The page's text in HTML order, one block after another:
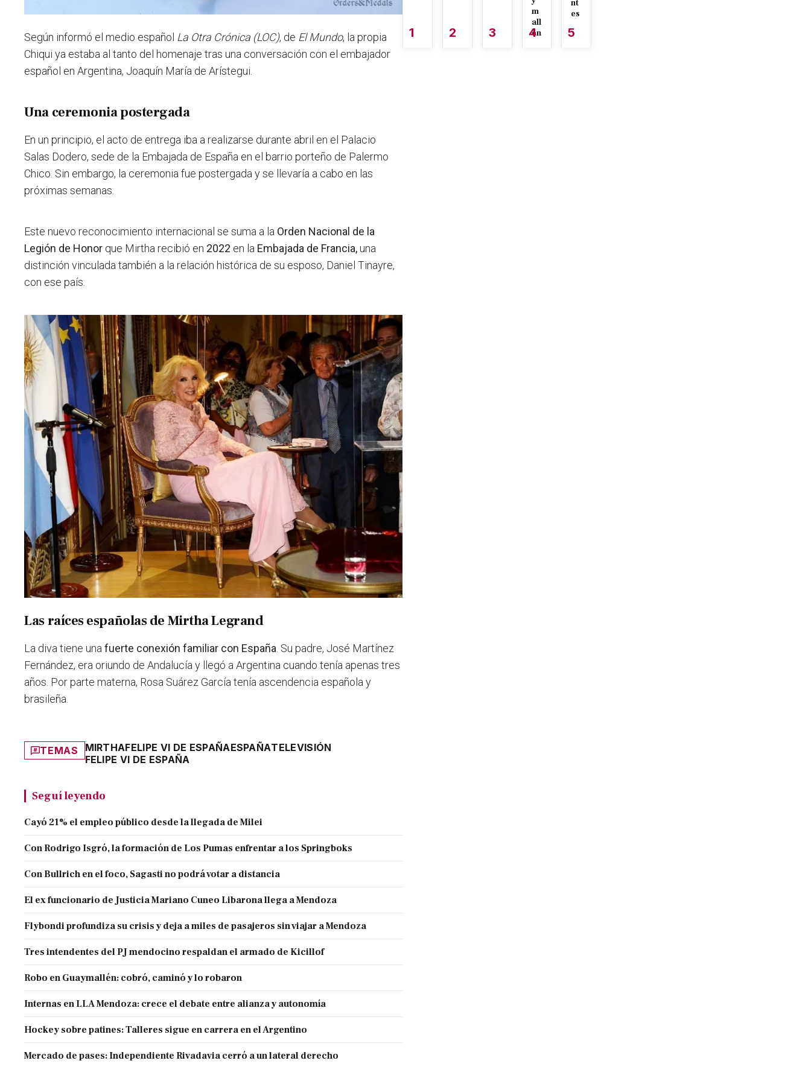
Según informó el medio español La Otra Crónica (LOC), de El Mundo, la propia
Chiqui ya estaba al tanto del homenaje tras una conversación con el embajador
español en Argentina, Joaquín María de Arístegui.
Una ceremonia postergada
En un principio, el acto de entrega iba a realizarse durante abril en el Palacio
Salas Dodero, sede de la Embajada de España en el barrio porteño de Palermo
Chico. Sin embargo, la ceremonia fue postergada y se llevaría a cabo en las
próximas semanas.
Este nuevo reconocimiento internacional se suma a la Orden Nacional de la
Legión de Honor que Mirtha recibió en 2022 en la Embajada de Francia,una
distinción vinculada también a la relación histórica de su esposo, Daniel Tinayre,
con ese país.
Las raíces españolas de Mirtha Legrand
La diva tiene unafuerte conexión familiar con España. Su padre, José Martínez
Fernández, era oriundo de Andalucía y llegó a Argentina cuando tenía apenas tres
años. Por parte materna, Rosa Suárez García tenía ascendencia española y
brasileña.
TEMAS MIRTHAFELIPE VI DE ESPAÑAESPAÑATELEVISIÓN
FELIPE VI DE ESPAÑA
Seguí leyendo
Cayó 21% el empleo público desde la llegada de Milei
Con Rodrigo Isgró, la formación de Los Pumas enfrentar a los Springboks
Con Bullrich en el foco, Sagasti no podrá votar a distancia
El ex funcionario de Justicia Mariano Cuneo Libarona llega a Mendoza
Flybondi profundiza su crisis y deja a miles de pasajeros sin viajar a Mendoza
Tres intendentes del PJ mendocino respaldan el armado de Kicillof
Robo en Guaymallén: cobró, caminó y lo robaron
Internas en LLA Mendoza: crece el debate entre alianza y autonomía
Hockey sobre patines: Talleres sigue en carrera en el Argentino
Mercado de pases: Independiente Rivadavia cerró a un lateral derecho
1 2 3
m
all
én
4
nt
es
5